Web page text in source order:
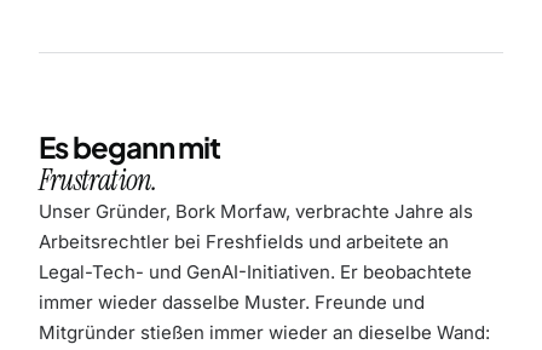
Es begann mit
Frustration.
Unser Gründer, Bork Morfaw, verbrachte Jahre als
Arbeitsrechtler bei Freshfields und arbeitete an
Legal-Tech- und GenAI-Initiativen. Er beobachtete
immer wieder dasselbe Muster. Freunde und
Mitgründer stießen immer wieder an dieselbe Wand: